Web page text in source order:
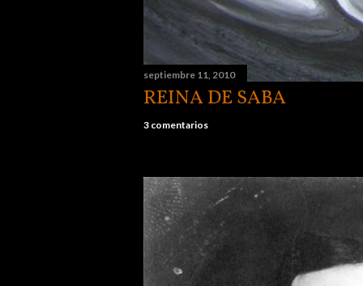
septiembre 11, 2010
REINA DE SABA
3 comentarios